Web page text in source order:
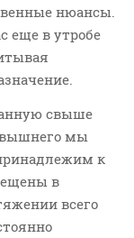
нюансы.
еще в утробе
свыше
мы
к
в
всего